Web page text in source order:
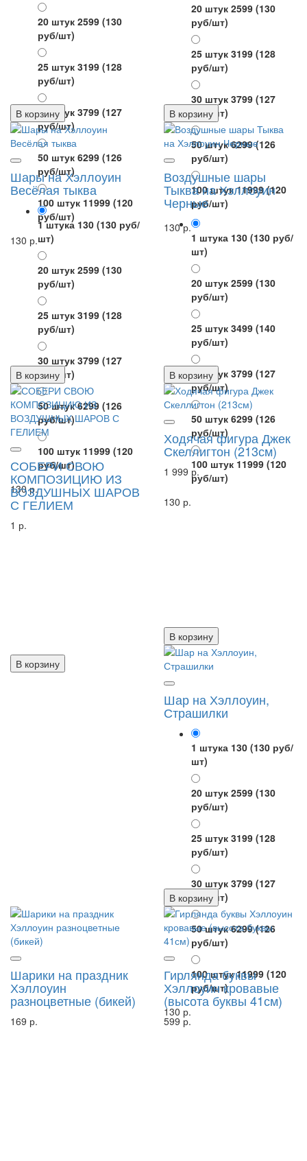
20 штук 2599 (130
руб/шт)
25 штук 3199 (128
руб/шт)
30 штук 3799 (127
руб/шт)
50 штук 6299 (126
руб/шт)
100 штук 11999 (120
руб/шт)
130 р.
В корзину
20 штук 2599 (130
руб/шт)
25 штук 3199 (128
руб/шт)
30 штук 3799 (127
руб/шт)
50 штук 6299(126
руб/шт)
100 штук 11999(120
руб/шт)
130 р.
В корзину
Шары на Хэллоуин
Весёлая тыква
1 штука 130 (130 руб/
шт)
20 штук 2599 (130
руб/шт)
25 штук 3199 (128
руб/шт)
30 штук 3799 (127
руб/шт)
50 штук 6299 (126
руб/шт)
100 штук 11999 (120
руб/шт)
130 р.
В корзину
Воздушные шары
Тыква на Хэллоуин
Черные
1 штука 130 (130 руб/
шт)
20 штук 2599 (130
руб/шт)
25 штук 3499 (140
руб/шт)
30 штук 3799 (127
руб/шт)
50 штук 6299 (126
руб/шт)
100 штук 11999 (120
руб/шт)
130 р.
В корзину
СОБЕРИ СВОЮ
КОМПОЗИЦИЮ ИЗ
ВОЗДУШНЫХ ШАРОВ
С ГЕЛИЕМ
1 р.
В корзину
Ходячая фигура Джек
Скеллигтон (213см)
1 999 р.
В корзину
Шар на Хэллоуин,
Страшилки
1 штука 130 (130 руб/
шт)
20 штук 2599 (130
руб/шт)
25 штук 3199 (128
руб/шт)
30 штук 3799 (127
руб/шт)
50 штук 6299(126
руб/шт)
100 штук 11999 (120
руб/шт)
130 р.
В корзину
Шарики на праздник
Хэллоуин
разноцветные (бикей)
169 р.
Гирлянда буквы
Хэллоуин кровавые
(высота буквы 41см)
599 р.